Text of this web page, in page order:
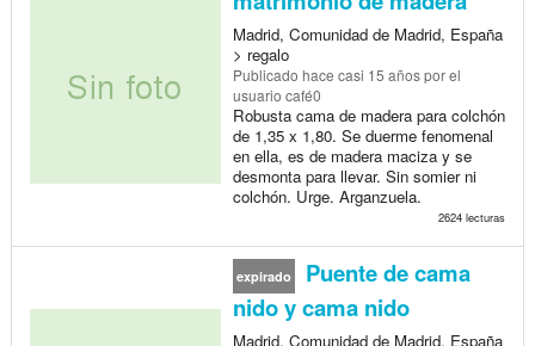
Madrid, Comunidad de Madrid, España
> regalo
Publicado hace casi 15 añospor el
usuario café0
Robusta cama de madera para colchón
de 1,35 x 1,80. Se duerme fenomenal
en ella, es de madera maciza y se
desmonta para llevar. Sin somier ni
colchón. Urge. Arganzuela.
2624 lecturas
expirado
Puente de cama
nido y cama nido
Madrid, Comunidad de Madrid, España